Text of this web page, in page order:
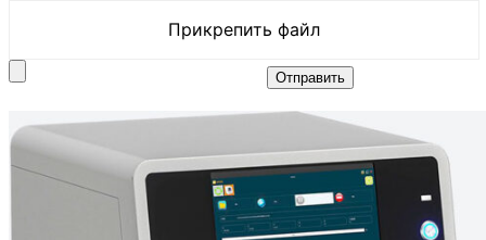
Прикрепить файл